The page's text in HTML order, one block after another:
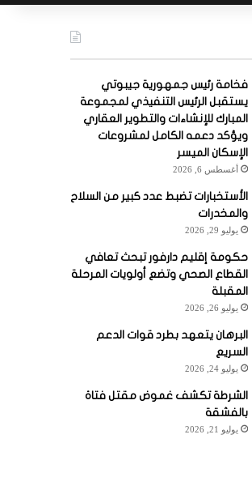
عن
فخامة رئيس جمهورية جيبوتي
يستقبل الرئيس التنفيذي لمجموعة
المبارك للإنشاءات والتطوير العقاري
ويؤكد دعمه الكامل لمشروعات
الإسكان الميسر
أغسطس 6, 2026
الأستخبارات تضبط عدد كبير من السلاح
والمخدرات
يوليو 29, 2026
حكومة إقليم دارفور تبحث تعافي
القطاع الصحي وتضع أولويات المرحلة
المقبلة
يوليو 26, 2026
البرهان يتعهد بطرد قوات الدعم
السريع
يوليو 24, 2026
الشرطة تكشف غموض مقتل فتاة
بالفشقة
يوليو 21, 2026